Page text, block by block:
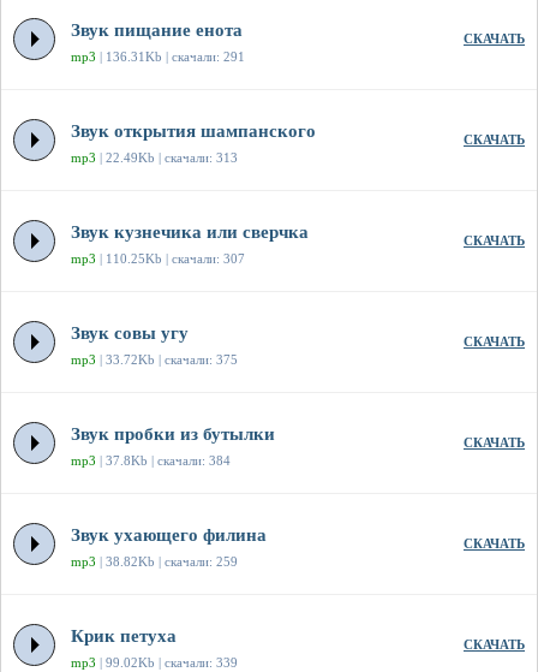
Звук пищание енота
mp3 | 136.31Kb | скачали: 291
СКАЧАТЬ
Звук открытия шампанского
mp3 | 22.49Kb | скачали: 313
СКАЧАТЬ
Звук кузнечика или сверчка
mp3 | 110.25Kb | скачали: 307
СКАЧАТЬ
Звук совы угу
mp3 | 33.72Kb | скачали: 375
СКАЧАТЬ
Звук пробки из бутылки
mp3 | 37.8Kb | скачали: 384
СКАЧАТЬ
Звук ухающего филина
mp3 | 38.82Kb | скачали: 259
СКАЧАТЬ
Крик петуха
mp3 | 99.02Kb | скачали: 339
СКАЧАТЬ